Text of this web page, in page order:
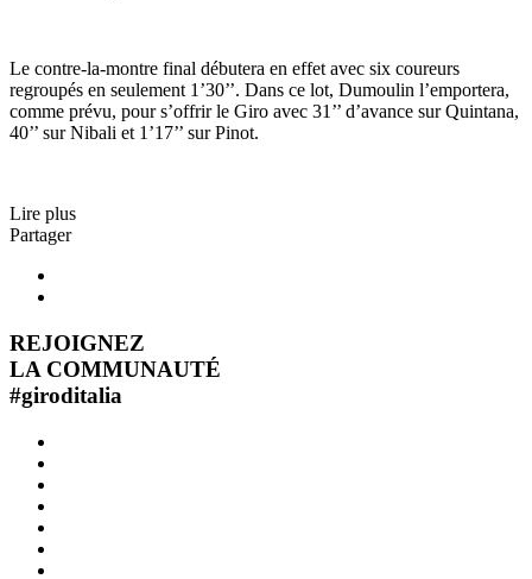
Le contre-la-montre final débutera en effet avec six coureurs
regroupés en seulement 1’30’’. Dans ce lot, Dumoulin l’emportera,
comme prévu, pour s’offrir le Giro avec 31’’ d’avance sur Quintana,
40’’ sur Nibali et 1’17’’ sur Pinot.
Lire plus
Partager
REJOIGNEZ
LA COMMUNAUTÉ
#giroditalia